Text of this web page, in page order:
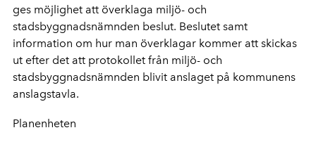
ges möjlighet att överklaga miljö- och
stadsbyggnadsnämnden beslut. Beslutet samt
information om hur man överklagar kommer att skickas
ut efter det att protokollet från miljö- och
stadsbyggnadsnämnden blivit anslaget på kommunens
anslagstavla.
Planenheten